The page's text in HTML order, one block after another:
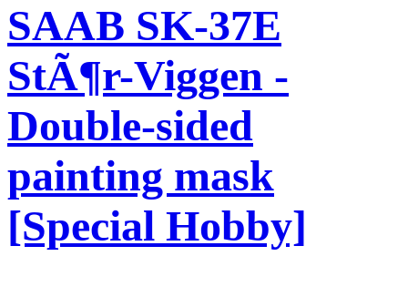
SAAB SK-37E
StÃ¶r-Viggen -
Double-sided
painting mask
[Special Hobby]